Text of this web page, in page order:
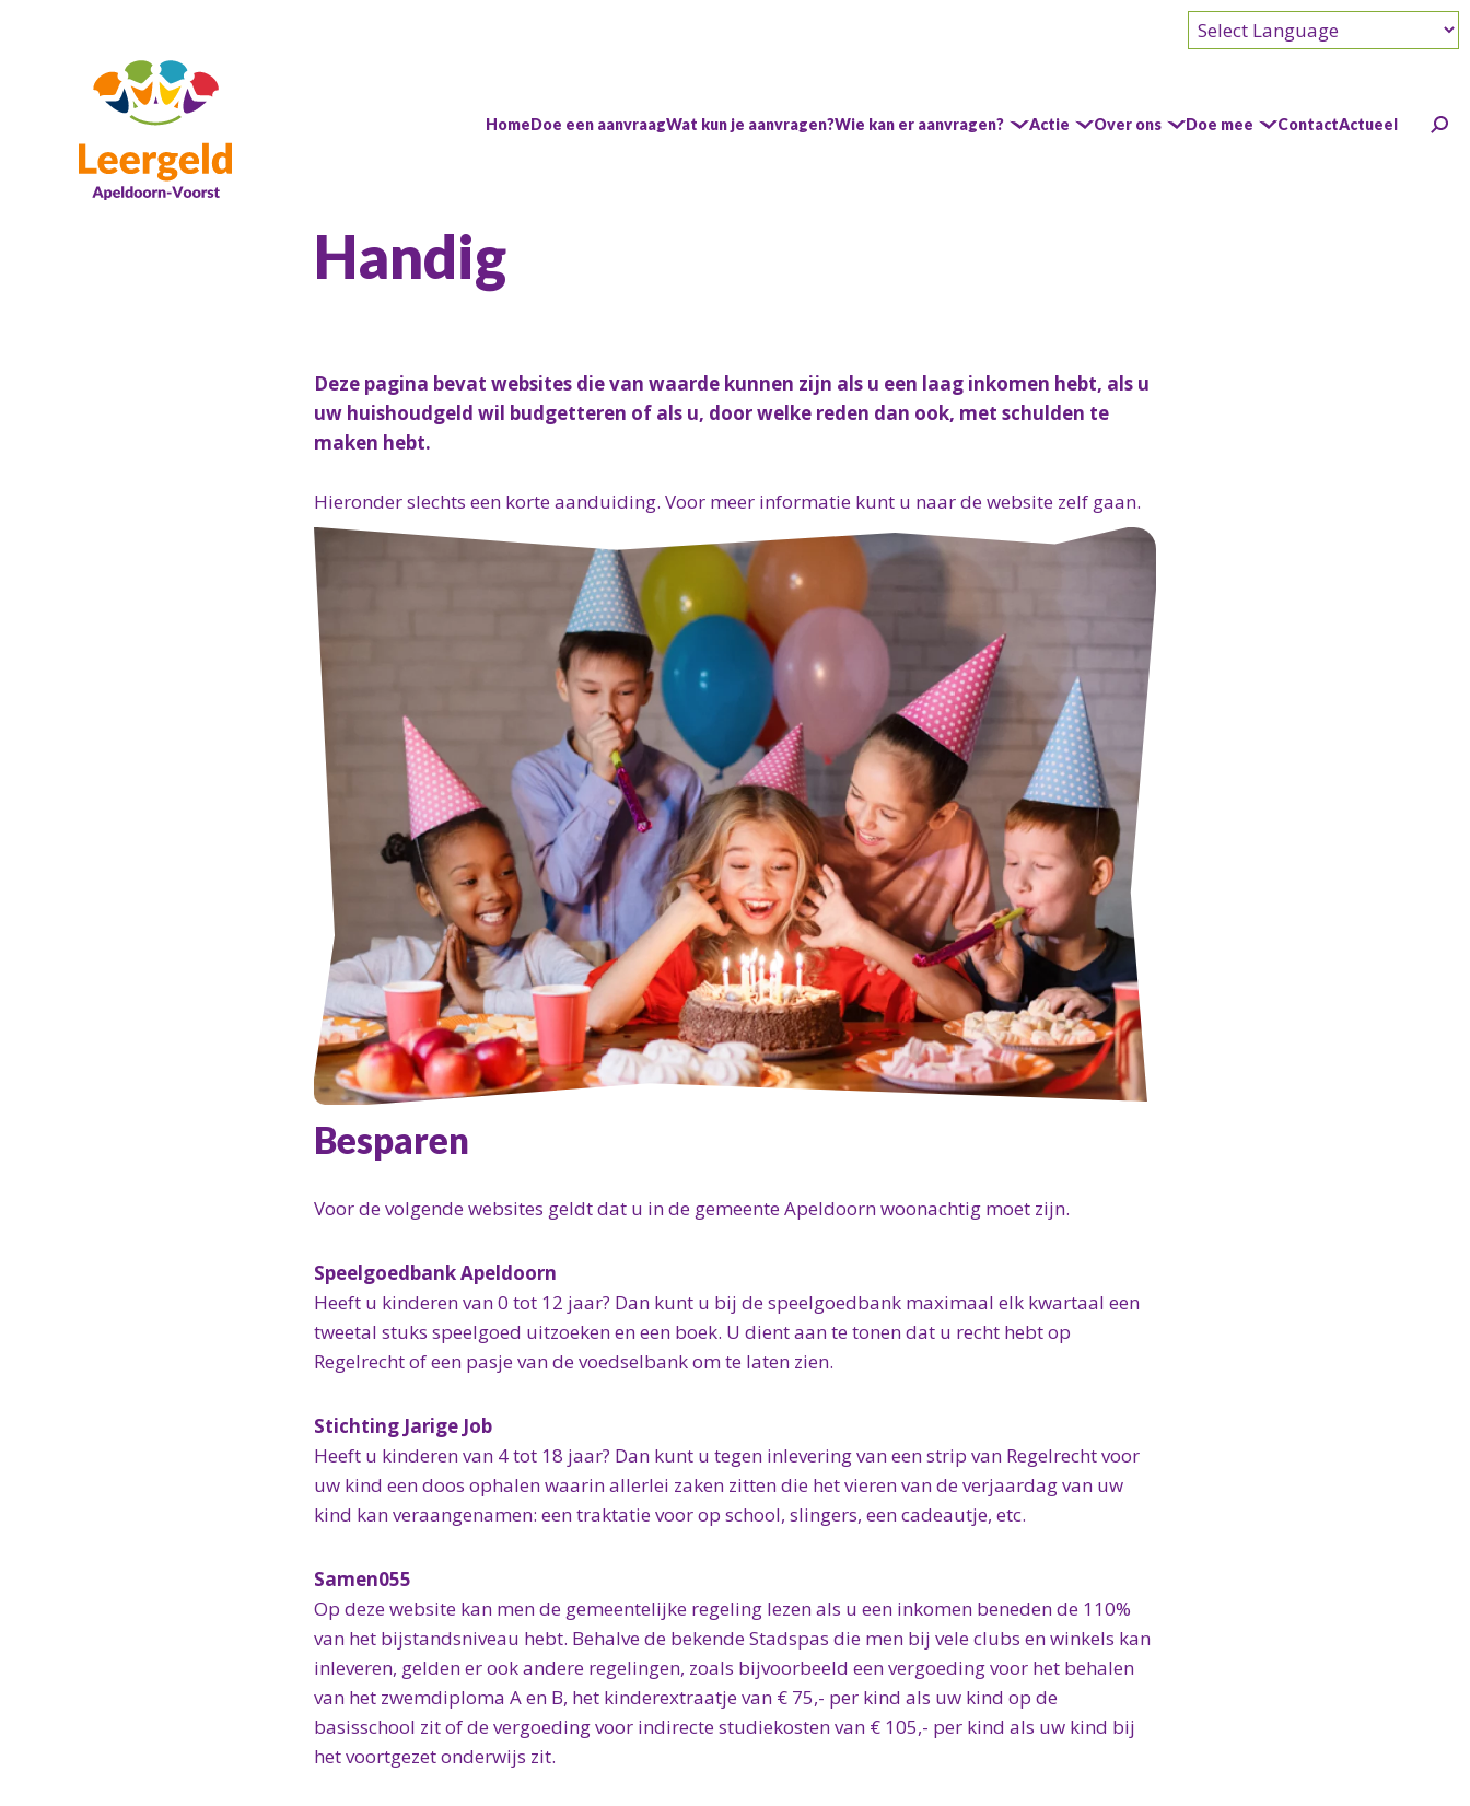
Powered by
HomeDoe een aanvraagWat kun je aanvragen?Wie kan er aanvragen? Actie Over ons Doe mee ContactActueel
Handig
Deze pagina bevat websites die van waarde kunnen zijn als u een laag inkomen hebt, als u
uw huishoudgeld wil budgetteren of als u, door welke reden dan ook, met schulden te
maken hebt.
Hieronder slechts een korte aanduiding. Voor meer informatie kunt u naar de website zelf gaan.
Besparen
Voor de volgende websites geldt dat u in de gemeente Apeldoorn woonachtig moet zijn.
Speelgoedbank Apeldoorn
Heeft u kinderen van 0 tot 12 jaar? Dan kunt u bij de speelgoedbank maximaal elk kwartaal een
tweetal stuks speelgoed uitzoeken en een boek. U dient aan te tonen dat u recht hebt op
Regelrecht of een pasje van de voedselbank om te laten zien.
Stichting Jarige Job
Heeft u kinderen van 4 tot 18 jaar? Dan kunt u tegen inlevering van een strip van Regelrecht voor
uw kind een doos ophalen waarin allerlei zaken zitten die het vieren van de verjaardag van uw
kind kan veraangenamen: een traktatie voor op school, slingers, een cadeautje, etc.
Samen055
Op deze website kan men de gemeentelijke regeling lezen als u een inkomen beneden de 110%
van het bijstandsniveau hebt. Behalve de bekende Stadspas die men bij vele clubs en winkels kan
inleveren, gelden er ook andere regelingen, zoals bijvoorbeeld een vergoeding voor het behalen
van het zwemdiploma A en B, het kinderextraatje van € 75,- per kind als uw kind op de
basisschool zit of de vergoeding voor indirecte studiekosten van € 105,- per kind als uw kind bij
het voortgezet onderwijs zit.